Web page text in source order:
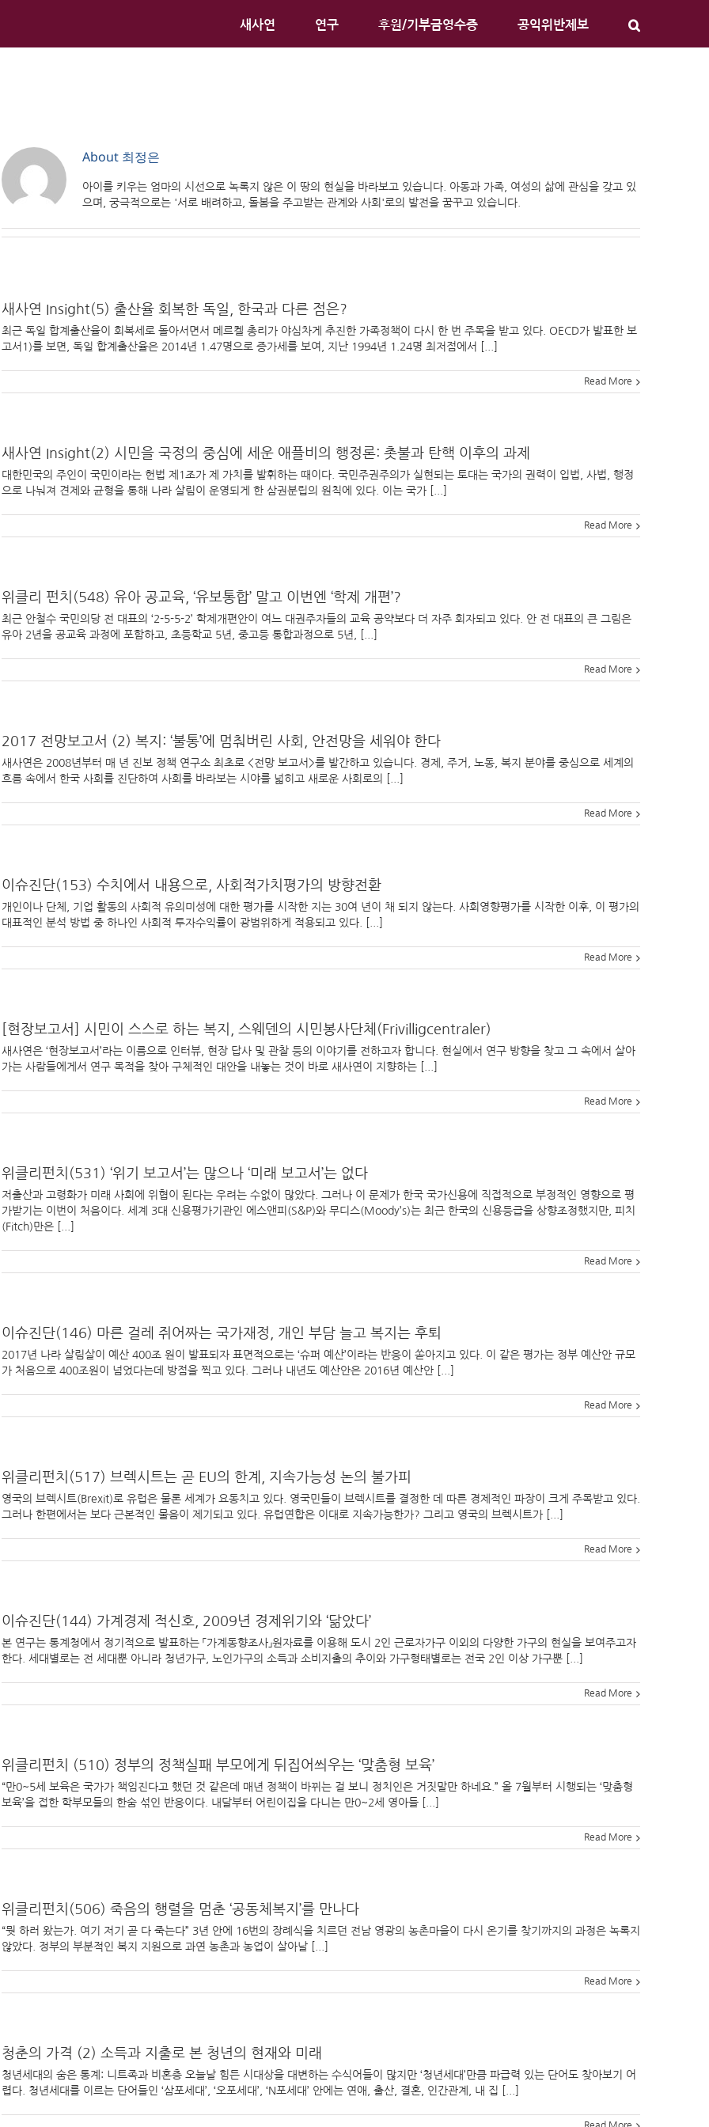
새사연 연구 후원/기부금영수증 공익위반제보
About 최정은
아이를 키우는 엄마의 시선으로 녹록지 않은 이 땅의 현실을 바라보고 있습니다. 아동과 가족, 여성의 삶에 관심을 갖고 있
으며, 궁극적으로는 '서로 배려하고, 돌봄을 주고받는 관계와 사회'로의 발전을 꿈꾸고 있습니다.
새사연 Insight(5) 출산율 회복한 독일, 한국과 다른 점은?
최근 독일 합계출산율이 회복세로 돌아서면서 메르켈 총리가 야심차게 추진한 가족정책이 다시 한 번 주목을 받고 있다. OECD가 발표한 보
고서1)를 보면, 독일 합계출산율은 2014년 1.47명으로 증가세를 보여, 지난 1994년 1.24명 최저점에서 [...]
Read More
새사연 Insight(2) 시민을 국정의 중심에 세운 애플비의 행정론: 촛불과 탄핵 이후의 과제
대한민국의 주인이 국민이라는 헌법 제1조가 제 가치를 발휘하는 때이다. 국민주권주의가 실현되는 토대는 국가의 권력이 입법, 사법, 행정
으로 나눠져 견제와 균형을 통해 나라 살림이 운영되게 한 삼권분립의 원칙에 있다. 이는 국가 [...]
Read More
위클리 펀치(548) 유아 공교육, ‘유보통합’ 말고 이번엔 ‘학제 개편’?
최근 안철수 국민의당 전 대표의 ‘2-5-5-2’ 학제개편안이 여느 대권주자들의 교육 공약보다 더 자주 회자되고 있다. 안 전 대표의 큰 그림은
유아 2년을 공교육 과정에 포함하고, 초등학교 5년, 중고등 통합과정으로 5년, [...]
Read More
2017 전망보고서 (2) 복지: ‘불통’에 멈춰버린 사회, 안전망을 세워야 한다
새사연은 2008년부터 매 년 진보 정책 연구소 최초로 <전망 보고서>를 발간하고 있습니다. 경제, 주거, 노동, 복지 분야를 중심으로 세계의
흐름 속에서 한국 사회를 진단하여 사회를 바라보는 시야를 넓히고 새로운 사회로의 [...]
Read More
이슈진단(153) 수치에서 내용으로, 사회적가치평가의 방향전환
개인이나 단체, 기업 활동의 사회적 유의미성에 대한 평가를 시작한 지는 30여 년이 채 되지 않는다. 사회영향평가를 시작한 이후, 이 평가의
대표적인 분석 방법 중 하나인 사회적 투자수익률이 광범위하게 적용되고 있다. [...]
Read More
[현장보고서] 시민이 스스로 하는 복지, 스웨덴의 시민봉사단체(Frivilligcentraler)
새사연은 ‘현장보고서’라는 이름으로 인터뷰, 현장 답사 및 관찰 등의 이야기를 전하고자 합니다. 현실에서 연구 방향을 찾고 그 속에서 살아
가는 사람들에게서 연구 목적을 찾아 구체적인 대안을 내놓는 것이 바로 새사연이 지향하는 [...]
Read More
위클리펀치(531) ‘위기 보고서’는 많으나 ‘미래 보고서’는 없다
저출산과 고령화가 미래 사회에 위협이 된다는 우려는 수없이 많았다. 그러나 이 문제가 한국 국가신용에 직접적으로 부정적인 영향으로 평
가받기는 이번이 처음이다. 세계 3대 신용평가기관인 에스앤피(S&P)와 무디스(Moody’s)는 최근 한국의 신용등급을 상향조정했지만, 피치
(Fitch)만은 [...]
Read More
이슈진단(146) 마른 걸레 쥐어짜는 국가재정, 개인 부담 늘고 복지는 후퇴
2017년 나라 살림살이 예산 400조 원이 발표되자 표면적으로는 ‘슈퍼 예산’이라는 반응이 쏟아지고 있다. 이 같은 평가는 정부 예산안 규모
가 처음으로 400조원이 넘었다는데 방점을 찍고 있다. 그러나 내년도 예산안은 2016년 예산안 [...]
Read More
위클리펀치(517) 브렉시트는 곧 EU의 한계, 지속가능성 논의 불가피
영국의 브렉시트(Brexit)로 유럽은 물론 세계가 요동치고 있다. 영국민들이 브렉시트를 결정한 데 따른 경제적인 파장이 크게 주목받고 있다.
그러나 한편에서는 보다 근본적인 물음이 제기되고 있다. 유럽연합은 이대로 지속가능한가? 그리고 영국의 브렉시트가 [...]
Read More
이슈진단(144) 가계경제 적신호, 2009년 경제위기와 ‘닮았다’
본 연구는 통계청에서 정기적으로 발표하는 「가계동향조사」원자료를 이용해 도시 2인 근로자가구 이외의 다양한 가구의 현실을 보여주고자
한다. 세대별로는 전 세대뿐 아니라 청년가구, 노인가구의 소득과 소비지출의 추이와 가구형태별로는 전국 2인 이상 가구뿐 [...]
Read More
위클리펀치 (510) 정부의 정책실패 부모에게 뒤집어씌우는 ‘맞춤형 보육’
“만0~5세 보육은 국가가 책임진다고 했던 것 같은데 매년 정책이 바뀌는 걸 보니 정치인은 거짓말만 하네요.” 올 7월부터 시행되는 ‘맞춤형
보육’을 접한 학부모들의 한숨 섞인 반응이다. 내달부터 어린이집을 다니는 만0~2세 영아들 [...]
Read More
위클리펀치(506) 죽음의 행렬을 멈춘 ‘공동체복지’를 만나다
“뭣 하러 왔는가. 여기 저기 곧 다 죽는다” 3년 안에 16번의 장례식을 치르던 전남 영광의 농촌마을이 다시 온기를 찾기까지의 과정은 녹록지
않았다. 정부의 부분적인 복지 지원으로 과연 농촌과 농업이 살아날 [...]
Read More
청춘의 가격 (2) 소득과 지출로 본 청년의 현재와 미래
청년세대의 숨은 통계: 니트족과 비혼층 오늘날 힘든 시대상을 대변하는 수식어들이 많지만 ‘청년세대’만큼 파급력 있는 단어도 찾아보기 어
렵다. 청년세대를 이르는 단어들인 ‘삼포세대’, ‘오포세대’, ‘N포세대’ 안에는 연애, 출산, 결혼, 인간관계, 내 집 [...]